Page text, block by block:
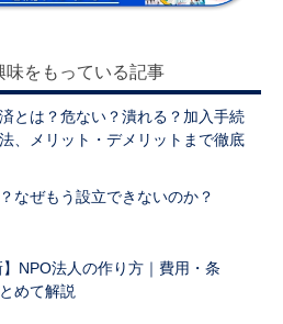
味をもっている記事
とは？危ない？潰れる？加入手続
、メリット・デメリットまで徹底
なぜもう設立できないのか？
】NPO法人の作り方｜費用・条
めて解説